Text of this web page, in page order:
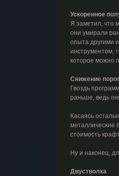
Ускоренное
Я заметил, что
они умирали
опыта другими
инструментом,
которое можно
Снижение
Гвоздь
раньше, ведь
Касаясь
металлические
стоимость
Ну и наконец,
Двустволка